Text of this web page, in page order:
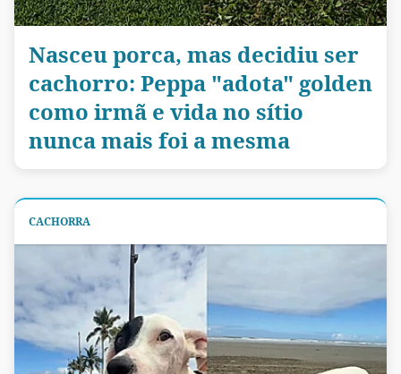
Nasceu porca, mas decidiu ser
cachorro: Peppa "adota" golden
como irmã e vida no sítio
nunca mais foi a mesma
CACHORRA